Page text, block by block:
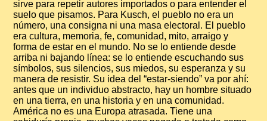
sirve para repetir autores importados o para entender el
suelo que pisamos. Para Kusch, el pueblo no era un
número, una consigna ni una masa electoral. El pueblo
era cultura, memoria, fe, comunidad, mito, arraigo y
forma de estar en el mundo. No se lo entiende desde
arriba ni bajando línea: se lo entiende escuchando sus
símbolos, sus silencios, sus miedos, su esperanza y su
manera de resistir. Su idea del “estar-siendo” va por ahí:
antes que un individuo abstracto, hay un hombre situado
en una tierra, en una historia y en una comunidad.
América no es una Europa atrasada. Tiene una